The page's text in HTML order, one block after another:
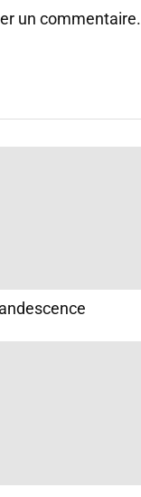
un commentaire.